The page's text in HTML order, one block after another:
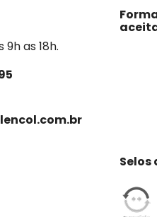
as 18h.
Selos